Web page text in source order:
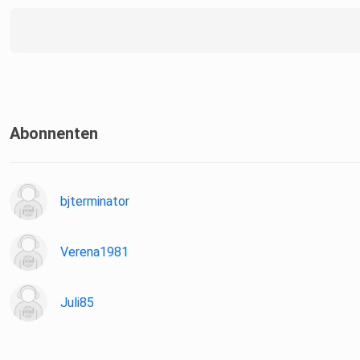
Abonnenten
bjterminator
Verena1981
Juli85